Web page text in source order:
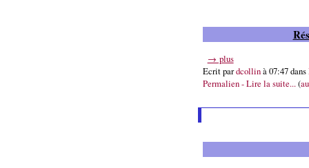
→ plus
Ecrit pardcollinà 07:47 dans
Permalien - Lire la suite...(